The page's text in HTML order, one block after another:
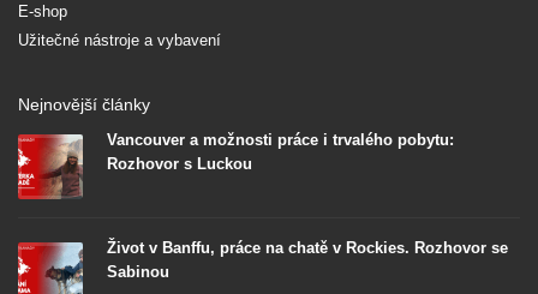
E-shop
Užitečné nástroje a vybavení
Nejnovější články
Vancouver a možnosti práce i trvalého pobytu:
Rozhovor s Luckou
Život v Banffu, práce na chatě v Rockies. Rozhovor se
Sabinou